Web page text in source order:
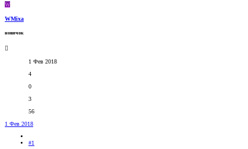
W
WMixa
новичок
1 Фев 2018
4
0
3
56
1 Фев 2018
#1